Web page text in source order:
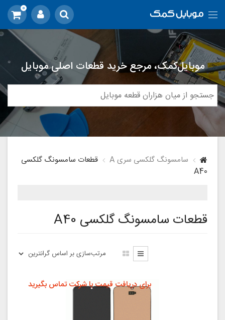
0
موبایل‌کمک، مرجع خرید قطعات اصلی موبایل
سامسونگ گلکسی سری A
قطعات سامسونگ گلکسی
A40
قطعات سامسونگ گلکسی A40
برای دریافت قیمت با شرکت تماس بگیرید